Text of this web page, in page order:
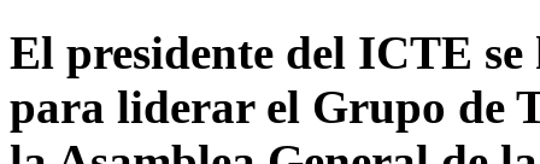
El presidente del ICTE
para liderar el Grupo de